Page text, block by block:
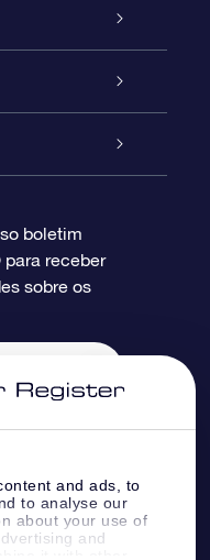
and ads, to
to analyse our
about your use of
and
boletim
para receber
sobre os